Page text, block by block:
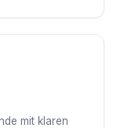
mit klaren